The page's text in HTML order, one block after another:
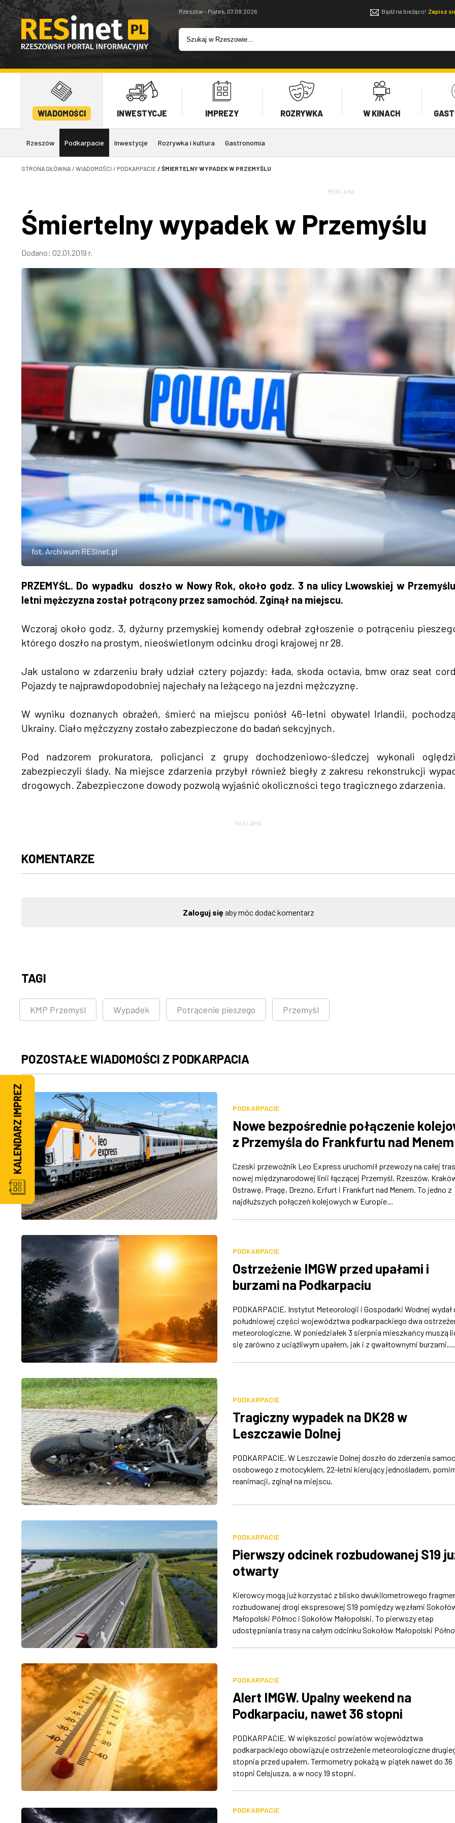
Rzeszów - Piątek, 07.08.2026 Bądź na bieżąco! Zapisz
WIADOMOŚCI INWESTYCJE IMPREZY ROZRYWKA W KINACH
Rzeszów Podkarpacie Inwestycje Rozrywka i kultura Gastronomia
STRONA GŁÓWNA / WIADOMOŚCI / PODKARPACIE / ŚMIERTELNY WYPADEK W PRZEMYŚLU
REKLAMA
Śmiertelny wypadek w Przemyślu
Dodano: 02.01.2019 r.
fot. Archiwum RESinet.pl
PRZEMYŚL. Do wypadku doszło w Nowy Rok, około godz. 3 na ulicy Lwowskiej w
letni mężczyzna został potrącony przez samochód. Zginął na miejscu.
Wczoraj około godz. 3, dyżurny przemyskiej komendy odebrał zgłoszenie o potrąceniu
którego doszło na prostym, nieoświetlonym odcinku drogi krajowej nr 28.
Jak ustalono w zdarzeniu brały udział cztery pojazdy: łada, skoda octavia, bmw oraz seat
Pojazdy te najprawdopodobniej najechały na leżącego na jezdni mężczyznę.
W wyniku doznanych obrażeń, śmierć na miejscu poniósł 46-letni obywatel Irlandii,
Ukrainy. Ciało mężczyzny zostało zabezpieczone do badań sekcyjnych.
Pod nadzorem prokuratora, policjanci z grupy dochodzeniowo-śledczej wykonali
zabezpieczyli ślady. Na miejsce zdarzenia przybył również biegły z zakresu rekonstrukcji
drogowych. Zabezpieczone dowody pozwolą wyjaśnić okoliczności tego tragicznego zdarzenia.
REKLAMA
KOMENTARZE
Zaloguj sięaby móc dodać komentarz
TAGI
KMP Przemyśl Wypadek Potrącenie pieszego Przemyśl
POZOSTAŁE WIADOMOŚCI Z PODKARPACIA
PODKARPACIE
Nowe bezpośrednie połączenie
z Przemyśla do Frankfurtu nad Menem
Czeski przewoźnik Leo Express uruchomił przewozy na całej
nowej międzynarodowej linii łączącej Przemyśl, Rzeszów,
Ostrawę, Pragę, Drezno, Erfurt i Frankfurt nad Menem. To jedno z
najdłuższych połączeń kolejowych w Europie...
PODKARPACIE
Ostrzeżenie IMGW przed upałami i
burzami na Podkarpaciu
PODKARPACIE. Instytut Meteorologii i Gospodarki Wodnej wydał
południowej części województwa podkarpackiego dwa
meteorologiczne. W poniedziałek 3 sierpnia mieszkańcy muszą
się zarówno z uciążliwym upałem, jak i z gwałtownymi burzami,...
PODKARPACIE
Tragiczny wypadek na DK28 w
Leszczawie Dolnej
PODKARPACIE. W Leszczawie Dolnej doszło do zderzenia
osobowego z motocyklem. 22-letni kierujący jednośladem,
reanimacji, zginął na miejscu.
PODKARPACIE
Pierwszy odcinek rozbudowanej S19
otwarty
Kierowcy mogą już korzystać z blisko dwukilometrowego
rozbudowanej drogi ekspresowej S19 pomiędzy węzłami
Małopolski Północ i Sokołów Małopolski. To pierwszy etap
udostępniania trasy na całym odcinku Sokołów Małopolski
PODKARPACIE
Alert IMGW. Upalny weekend na
Podkarpaciu, nawet 36 stopni
PODKARPACIE. W większości powiatów województwa
podkarpackiego obowiązuje ostrzeżenie meteorologiczne
stopnia przed upałem. Termometry pokażą w piątek nawet do 36
stopni Celsjusza, a w nocy 19 stopni.
PODKARPACIE
KALENDARZ IMPREZ